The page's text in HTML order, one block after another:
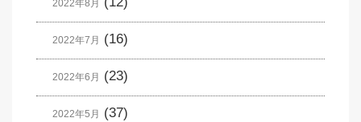
2022年8月
2022年7月 (16)
2022年6月 (23)
2022年5月 (37)